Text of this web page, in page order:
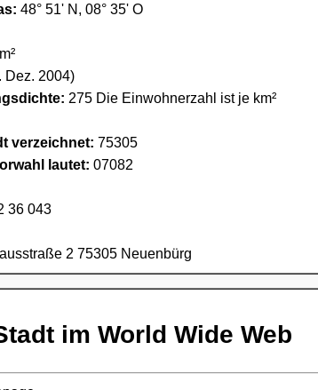
48° 51' N, 08° 35' O
Dez. 2004)
275 Die Einwohnerzahl ist je km²
verzeichnet: 75305
lautet: 07082
36 043
2 75305 Neuenbürg
im World Wide Web